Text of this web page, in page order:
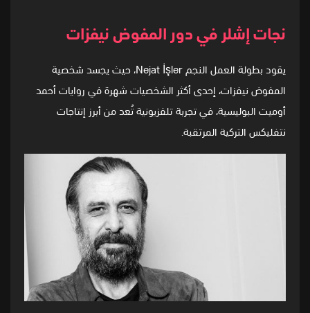
نجات إشلر في دور المفوض نيفزات
يقود بطولة العمل النجم Nejat İşler، حيث يجسد شخصية
المفوض نيفزات، إحدى أكثر الشخصيات شهرة في روايات أحمد
أوميت البوليسية، في تجربة تلفزيونية تُعد من أبرز إنتاجات
نتفليكس التركية المرتقبة.